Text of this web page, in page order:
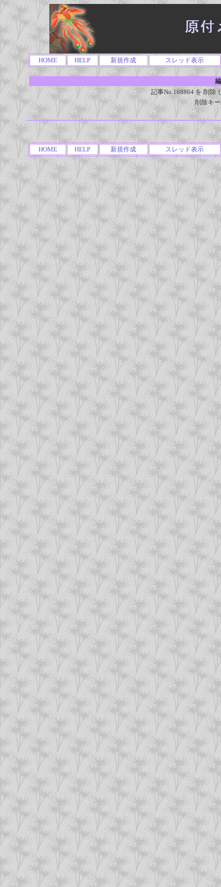
HOME HELP 新規作成 スレッド表示
記事No.168864 を 削除
削除キ
HOME HELP 新規作成 スレッド表示